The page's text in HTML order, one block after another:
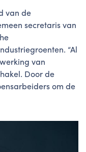
van de
secretaris van
“Al
van
Door de
om de